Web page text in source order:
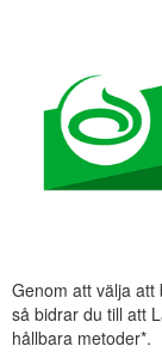
Genom att välja att
så bidrar du till att
hållbara metoder*.